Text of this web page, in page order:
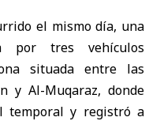
el mismo día, una
por tres vehículos
situada entre las
y Al-Muqaraz, donde
temporal y registró a